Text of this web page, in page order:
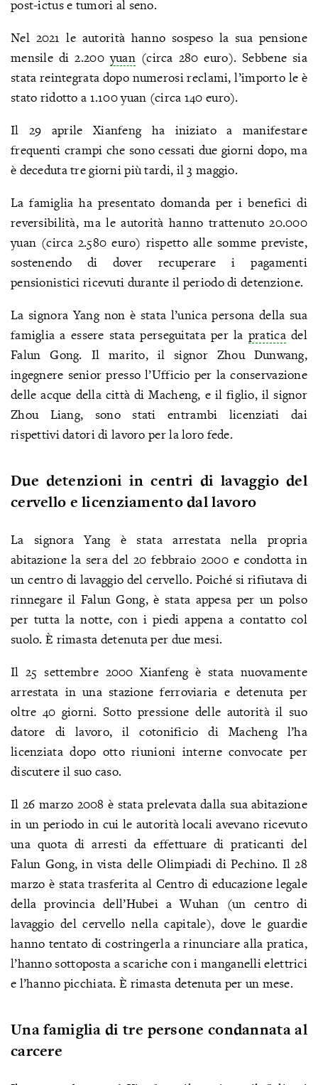
post-ictus e tumori al seno.
Nel 2021 le autorità hanno sospeso la sua pensione
mensile di 2.200yuan (circa 280 euro). Sebbene sia
stata reintegrata dopo numerosi reclami, l’importo le è
stato ridotto a 1.100 yuan (circa 140 euro).
Il 29 aprile Xianfeng ha iniziato a manifestare
frequenti crampi che sono cessati due giorni dopo, ma
è deceduta tre giorni più tardi, il 3 maggio.
La famiglia ha presentato domanda per i benefici di
reversibilità, ma le autorità hanno trattenuto 20.000
yuan (circa 2.580 euro) rispetto alle somme previste,
sostenendo di dover recuperare i pagamenti
pensionistici ricevuti durante il periodo di detenzione.
La signora Yang non è stata l’unica persona della sua
famiglia a essere stata perseguitata per la praticadel
Falun Gong. Il marito, il signor Zhou Dunwang,
ingegnere senior presso l’Ufficio per la conservazione
delle acque della città di Macheng, e il figlio, il signor
Zhou Liang, sono stati entrambi licenziati dai
rispettivi datori di lavoro per la loro fede.
Due detenzioni in centri di lavaggio del
cervello e licenziamento dal lavoro
La signora Yang è stata arrestata nella propria
abitazione la sera del 20 febbraio 2000 e condotta in
un centro di lavaggio del cervello. Poiché si rifiutava di
rinnegare il Falun Gong, è stata appesa per un polso
per tutta la notte, con i piedi appena a contatto col
suolo. È rimasta detenuta per due mesi.
Il 25 settembre 2000 Xianfeng è stata nuovamente
arrestata in una stazione ferroviaria e detenuta per
oltre 40 giorni. Sotto pressione delle autorità il suo
datore di lavoro, il cotonificio di Macheng l’ha
licenziata dopo otto riunioni interne convocate per
discutere il suo caso.
Il 26 marzo 2008 è stata prelevata dalla sua abitazione
in un periodo in cui le autorità locali avevano ricevuto
una quota di arresti da effettuare di praticanti del
Falun Gong, in vista delle Olimpiadi di Pechino. Il 28
marzo è stata trasferita al Centro di educazione legale
della provincia dell’Hubei a Wuhan (un centro di
lavaggio del cervello nella capitale), dove le guardie
hanno tentato di costringerla a rinunciare alla pratica,
l’hanno sottoposta a scariche con i manganelli elettrici
e l’hanno picchiata. È rimasta detenuta per un mese.
Una famiglia di tre persone condannata al
carcere